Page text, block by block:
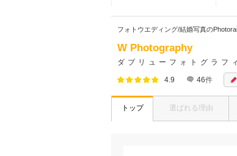
フォトウエディング/結婚写真の
W Photography
ダブリューフォトグラフ
4.9 46件
トップ 選ばれる理由